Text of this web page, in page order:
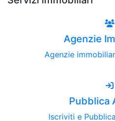
Agenzie
Agenzie
Pubblica
Iscriviti e